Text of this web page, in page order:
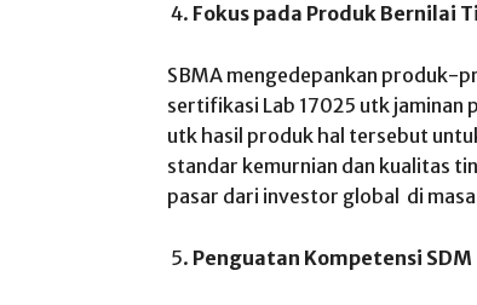
Fokus pada Produk Bernilai
SBMA mengedepankan produk-
sertifikasi Lab 17025 utk
utk hasil produk hal tersebut
standar kemurnian dan kualitas
pasar dari investor global di
Penguatan Kompetensi SDM